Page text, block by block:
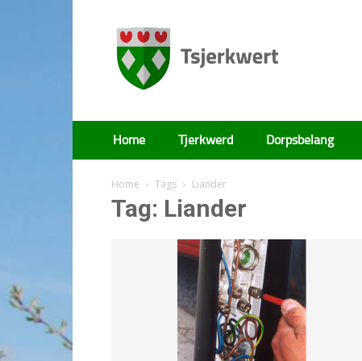
Tsjerkwert
Home Tjerkwerd Dorpsbelang
Home Tags Liander
Tag: Liander